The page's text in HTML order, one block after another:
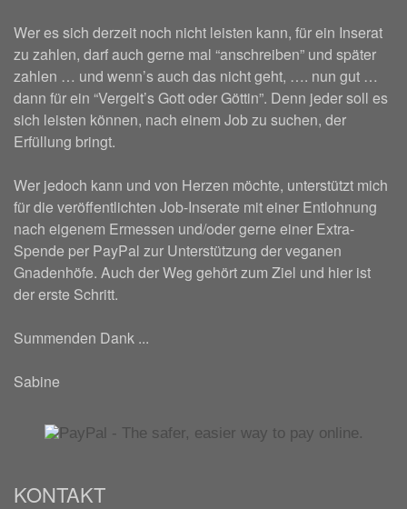
Wer es sich derzeit noch nicht leisten kann, für ein Inserat
zu zahlen, darf auch gerne mal “anschreiben” und später
zahlen … und wenn’s auch das nicht geht, …. nun gut …
dann für ein “Vergelt’s Gott oder Göttin”. Denn jeder soll es
sich leisten können, nach einem Job zu suchen, der
Erfüllung bringt.
Wer jedoch kann und von Herzen möchte, unterstützt mich
für die veröffentlichten Job-Inserate mit einer Entlohnung
nach eigenem Ermessen und/oder gerne einer Extra-
Spende per PayPal zur Unterstützung der veganen
Gnadenhöfe. Auch der Weg gehört zum Ziel und hier ist
der erste Schritt.
Summenden Dank ...
Sabine
KONTAKT